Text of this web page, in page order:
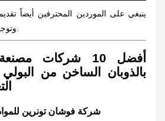
ينبغي على الموردين المحترفين أيضاً
أفضل 10 شركات
بالذوبان الساخن من
شركة فوشان تونرين